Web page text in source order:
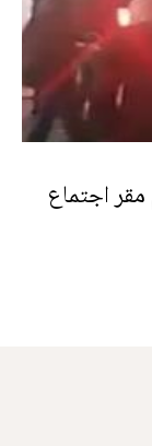
مقر اجتماع